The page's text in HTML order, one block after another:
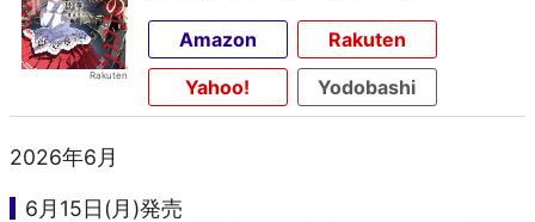
Amazon
Rakuten
Yahoo!
Yodobashi
2026年6月
6月15日(月)発売